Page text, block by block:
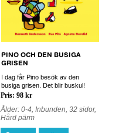
PINO OCH DEN BUSIGA
GRISEN
I dag får Pino besök av den
busiga grisen. Det blir buskul!
Pris: 98 kr
Ålder: 0-4, Inbunden, 32 sidor,
Hård pärm